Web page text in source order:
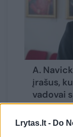
Lrytas.lt - Do
A.
įrašus,
vadovai